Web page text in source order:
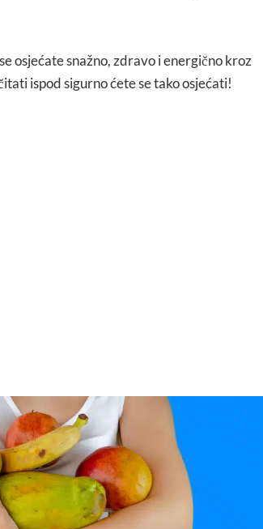
osjećate snažno, zdravo i energično kroz
ispod sigurno ćete se tako osjećati!